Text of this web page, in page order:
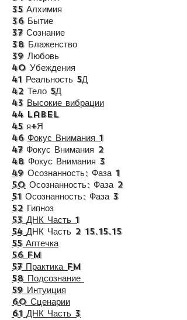
35 Алхимия
36 Бытие
37 Сознание
38 Блаженство
39 Любовь
40 Убеждения
41 Реальность 5Д
42 Тело 5Д
43 Высокие вибрации
44 Label
45 я+Я
46 Фокус Внимания 1
47 Фокус Внимания 2
48 Фокус Внимания 3
49 Осознанность: Фаза 1
50 Осознанность: Фаза 2
51 Осознанность: Фаза 3
52 Гипноз
53 ДНК Часть 1
54 ДНК Часть 2 15.15.15
55 Аптечка
56 FM
57 Практика FM
58 Подсознание
59 Интуиция
60 Сценарии
61 ДНК Часть 3